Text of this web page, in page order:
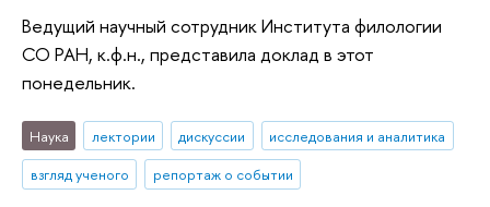
Ведущий научный сотрудник Института филологии
СО РАН, к.ф.н., представила доклад в этот
понедельник.
Наука лектории дискуссии
исследования и аналитика
взгляд ученого
репортаж о событии